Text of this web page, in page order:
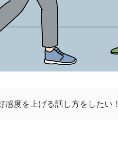
感度を上げる話し方をしたい！